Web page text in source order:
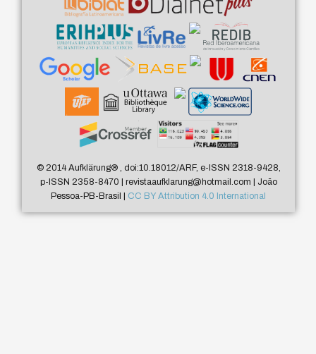
© 2014 Aufklärung®, doi:10.18012/ARF, e-ISSN 2318-9428,
p-ISSN 2358-8470 | revistaaufklarung@hotmail.com | João
Pessoa-PB-Brasil | CC BY Attribution 4.0 International